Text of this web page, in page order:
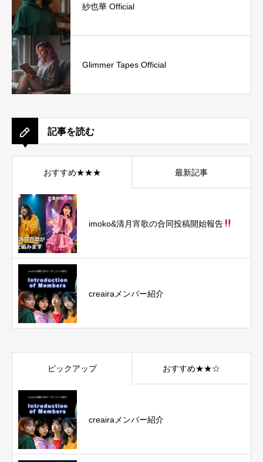
紗也華 Official
Glimmer Tapes Official
記事を読む
おすすめ★★★ 最新記事
imoko&清月宵歌の合同投稿開始報告
creairaメンバー紹介
ピックアップ おすすめ★★☆
creairaメンバー紹介